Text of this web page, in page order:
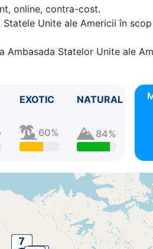
online, contra-cost.
Unite ale Americii în
Statelor Unite ale
EXOTIC
60%
NATURAL
84%